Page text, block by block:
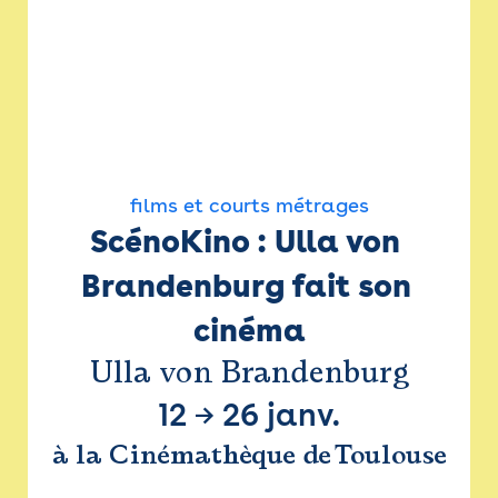
films et courts métrages
ScénoKino : Ulla von
Brandenburg fait son
cinéma
Ulla von Brandenburg
12 → 26 janv.
à la Cinémathèque de Toulouse